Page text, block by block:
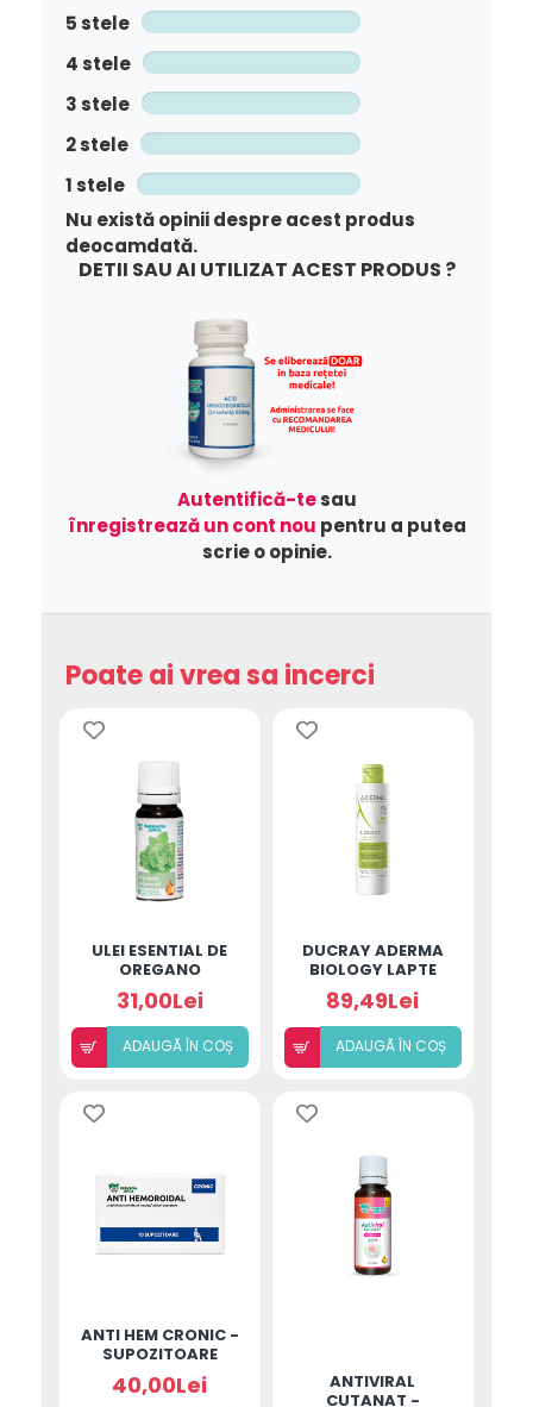
5 stele
4 stele
3 stele
2 stele
1 stele
Nu există opinii despre acest produs
deocamdată.
DETII SAU AI UTILIZAT ACEST PRODUS ?
Autentifică-tesau
înregistrează un cont nou pentru a putea
scrie o opinie.
Poate ai vrea sa incerci
ULEI ESENTIAL DE
OREGANO
31,00Lei
ADAUGÃ ÎN COȘ
DUCRAY ADERMA
BIOLOGY LAPTE
DEMACHIANT
200ML
89,49Lei
ADAUGÃ ÎN COȘ
ANTI HEM CRONIC -
SUPOZITOARE
40,00Lei
ANTIVIRAL
CUTANAT -